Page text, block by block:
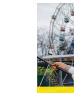
Coney
cyrków,